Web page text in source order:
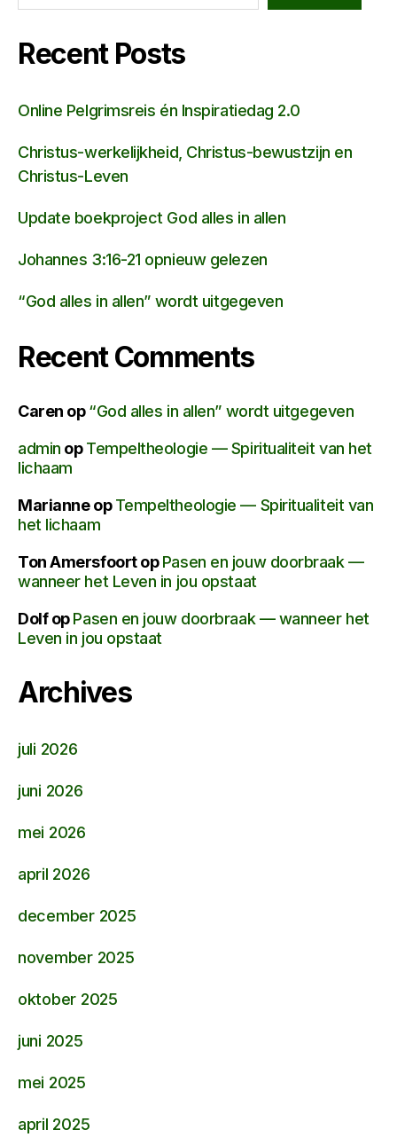
Recent Posts
Online Pelgrimsreis én Inspiratiedag 2.0
Christus-werkelijkheid, Christus-bewustzijn en
Christus-Leven
Update boekproject God alles in allen
Johannes 3:16-21 opnieuw gelezen
“God alles in allen” wordt uitgegeven
Recent Comments
Caren op“God alles in allen” wordt uitgegeven
admin opTempeltheologie — Spiritualiteit van het
lichaam
MarianneopTempeltheologie — Spiritualiteit van
het lichaam
Ton AmersfoortopPasen en jouw doorbraak —
wanneer het Leven in jou opstaat
DolfopPasen en jouw doorbraak — wanneer het
Leven in jou opstaat
Archives
juli 2026
juni 2026
mei 2026
april 2026
december 2025
november 2025
oktober 2025
juni 2025
mei 2025
april 2025